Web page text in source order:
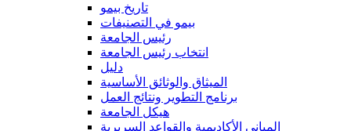
تاريخ بيمو
بيمو في التصنيفات
رئيس الجامعة
انتخاب رئيس الجامعة
دليل
الميثاق والوثائق الأساسية
برنامج التطوير ونتائج العمل
هيكل الجامعة
المباني الأكاديمية والقواعد السريرية